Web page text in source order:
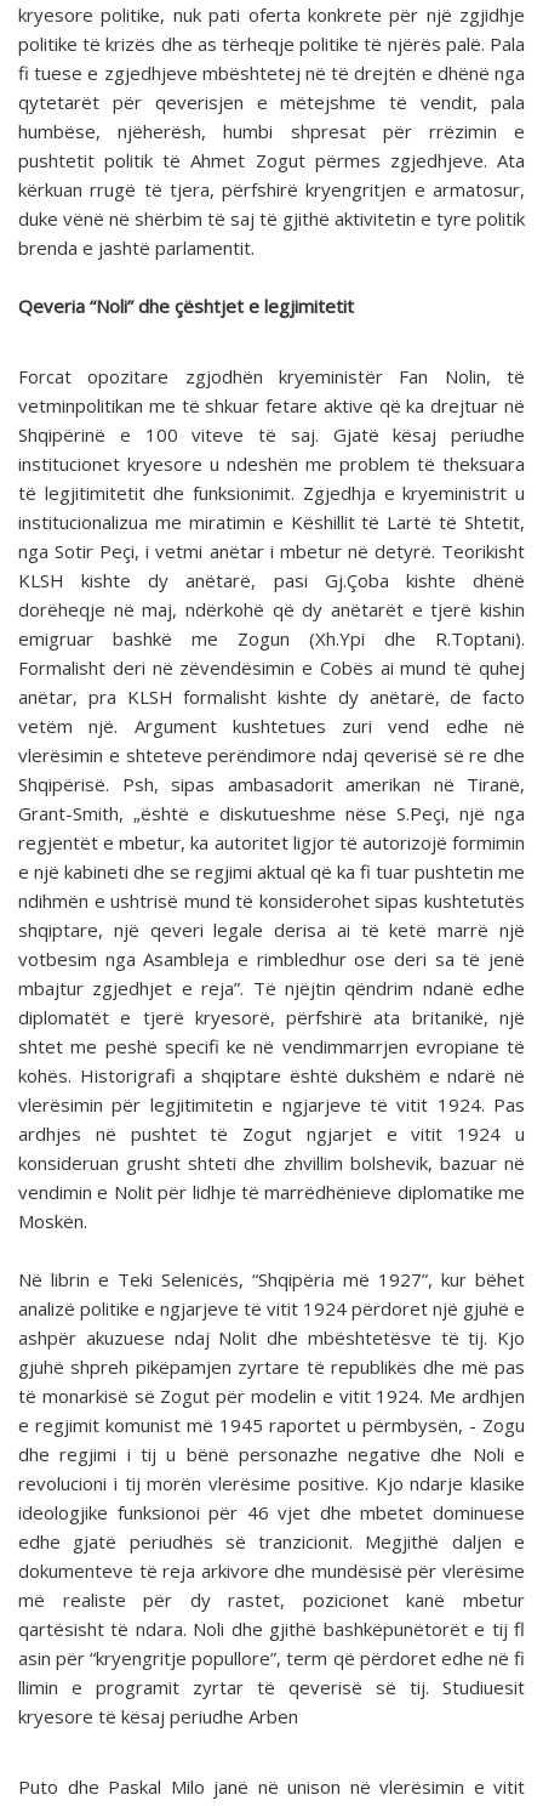
kryesore politike, nuk pati oferta konkrete për një zgjidhje
politike të krizës dhe as tërheqje politike të njërës palë. Pala
fi tuese e zgjedhjeve mbështetej në të drejtën e dhënë nga
qytetarët për qeverisjen e mëtejshme të vendit, pala
humbëse, njëherësh, humbi shpresat për rrëzimin e
pushtetit politik të Ahmet Zogut përmes zgjedhjeve. Ata
kërkuan rrugë të tjera, përfshirë kryengritjen e armatosur,
duke vënë në shërbim të saj të gjithë aktivitetin e tyre politik
brenda e jashtë parlamentit.
Qeveria “Noli” dhe çështjet e legjimitetit
Forcat opozitare zgjodhën kryeministër Fan Nolin, të
vetminpolitikan me të shkuar fetare aktive që ka drejtuar në
Shqipërinë e 100 viteve të saj. Gjatë kësaj periudhe
institucionet kryesore u ndeshën me problem të theksuara
të legjitimitetit dhe funksionimit. Zgjedhja e kryeministrit u
institucionalizua me miratimin e Këshillit të Lartë të Shtetit,
nga Sotir Peçi, i vetmi anëtar i mbetur në detyrë. Teorikisht
KLSH kishte dy anëtarë, pasi Gj.Çoba kishte dhënë
dorëheqje në maj, ndërkohë që dy anëtarët e tjerë kishin
emigruar bashkë me Zogun (Xh.Ypi dhe R.Toptani).
Formalisht deri në zëvendësimin e Cobës ai mund të quhej
anëtar, pra KLSH formalisht kishte dy anëtarë, de facto
vetëm një. Argument kushtetues zuri vend edhe në
vlerësimin e shteteve perëndimore ndaj qeverisë së re dhe
Shqipërisë. Psh, sipas ambasadorit amerikan në Tiranë,
Grant-Smith, „është e diskutueshme nëse S.Peçi, një nga
regjentët e mbetur, ka autoritet ligjor të autorizojë formimin
e një kabineti dhe se regjimi aktual që ka fi tuar pushtetin me
ndihmën e ushtrisë mund të konsiderohet sipas kushtetutës
shqiptare, një qeveri legale derisa ai të ketë marrë një
votbesim nga Asambleja e rimbledhur ose deri sa të jenë
mbajtur zgjedhjet e reja”. Të njëjtin qëndrim ndanë edhe
diplomatët e tjerë kryesorë, përfshirë ata britanikë, një
shtet me peshë specifi ke në vendimmarrjen evropiane të
kohës. Historigrafi a shqiptare është dukshëm e ndarë në
vlerësimin për legjitimitetin e ngjarjeve të vitit 1924. Pas
ardhjes në pushtet të Zogut ngjarjet e vitit 1924 u
konsideruan grusht shteti dhe zhvillim bolshevik, bazuar në
vendimin e Nolit për lidhje të marrëdhënieve diplomatike me
Moskën.
Në librin e Teki Selenicës, “Shqipëria më 1927”, kur bëhet
analizë politike e ngjarjeve të vitit 1924 përdoret një gjuhë e
ashpër akuzuese ndaj Nolit dhe mbështetësve të tij. Kjo
gjuhë shpreh pikëpamjen zyrtare të republikës dhe më pas
të monarkisë së Zogut për modelin e vitit 1924. Me ardhjen
e regjimit komunist më 1945 raportet u përmbysën, - Zogu
dhe regjimi i tij u bënë personazhe negative dhe Noli e
revolucioni i tij morën vlerësime positive. Kjo ndarje klasike
ideologjike funksionoi për 46 vjet dhe mbetet dominuese
edhe gjatë periudhës së tranzicionit. Megjithë daljen e
dokumenteve të reja arkivore dhe mundësisë për vlerësime
më realiste për dy rastet, pozicionet kanë mbetur
qartësisht të ndara. Noli dhe gjithë bashkëpunëtorët e tij fl
asin për “kryengritje popullore”, term që përdoret edhe në fi
llimin e programit zyrtar të qeverisë së tij. Studiuesit
kryesore të kësaj periudhe Arben
Puto dhe Paskal Milo janë në unison në vlerësimin e vitit